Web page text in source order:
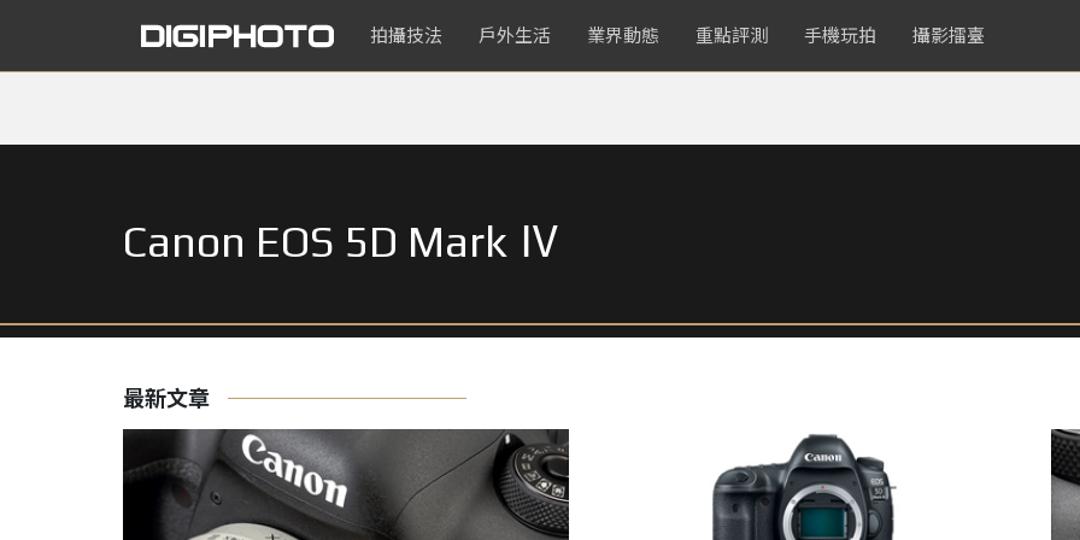
拍攝技法 戶外生活 業界動態 重點評測 手機玩拍 攝影擂臺
Canon EOS 5D Mark Ⅳ
最新文章